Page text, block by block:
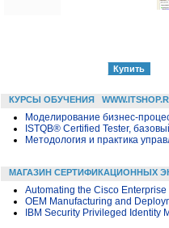
КУРСЫ ОБУЧЕНИЯ
Моделирование бизнес-
ISTQB® Certified Tester,
Методология и практика
МАГАЗИН СЕРТИФИКАЦИОННЫХ
Automating the Cisco
OEM Manufacturing and
IBM Security Privileged Identity